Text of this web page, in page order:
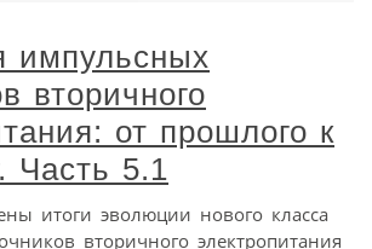
импульсных
вторичного
от прошлого к
Часть 5.1
итоги эволюции нового класса
вторичного электропитания